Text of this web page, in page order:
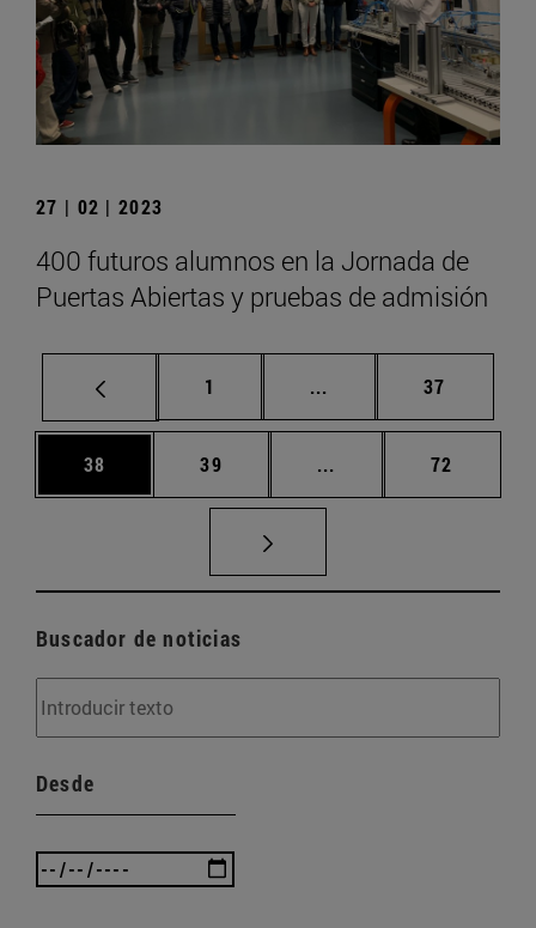
27 | 02 | 2023
400 futuros alumnos en la Jornada de
Puertas Abiertas y pruebas de admisión
Página
1 ... Páginas intermedias
Página
37
Página
38 Página
39 ... Páginas intermedias
Página
72
Buscador de noticias
Desde